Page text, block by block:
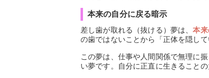
本来の自分に戻る暗示
差し歯が取れる（抜ける）夢は、本
の歯ではないことから「正体を隠して
この夢は、仕事や人間関係で無理に
い夢です。自分に正直に生きること